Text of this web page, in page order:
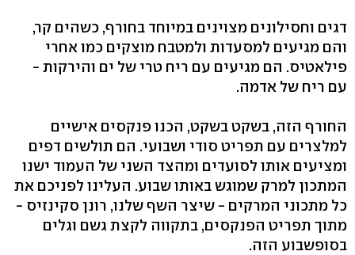
דגים וחסילונים מצוינים במיוחד בחורף, כשהים קר,
והם מגיעים למסעדות ולמטבח מוצקים כמו אחרי
פילאטיס. הם מגיעים עם ריח טרי של ים והירקות -
עם ריח של אדמה.
החורף הזה, בשקט בשקט, הכנו פנקסים אישיים
למלצרים עם תפריט סודי ושבועי. הם תולשים דפים
ומציעים אותו לסועדים ומהצד השני של העמוד ישנו
המתכון למרק שמוגש באותו שבוע. העלינו לפניכם את
כל מתכוני המרקים - שיצר השף שלנו, רונן סקינזיס -
מתוך תפריט הפנקסים, בתקווה לקצת גשם וגלים
בסופשבוע הזה.